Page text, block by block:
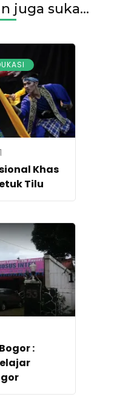
juga suka...
Khas
Tilu
: